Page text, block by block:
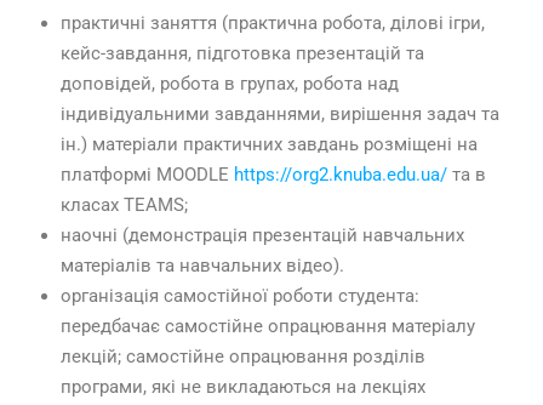
практичні заняття (практична робота, ділові ігри,
кейс-завдання, підготовка презентацій та
доповідей, робота в групах, робота над
індивідуальними завданнями, вирішення задач та
ін.) матеріали практичних завдань розміщені на
платформі МООDLE https://org2.knuba.edu.ua/ та в
класах TEAMS;
наочні (демонстрація презентацій навчальних
матеріалів та навчальних відео).
організація самостійної роботи студента:
передбачає самостійне опрацювання матеріалу
лекцій; самостійне опрацювання розділів
програми, які не викладаються на лекціях